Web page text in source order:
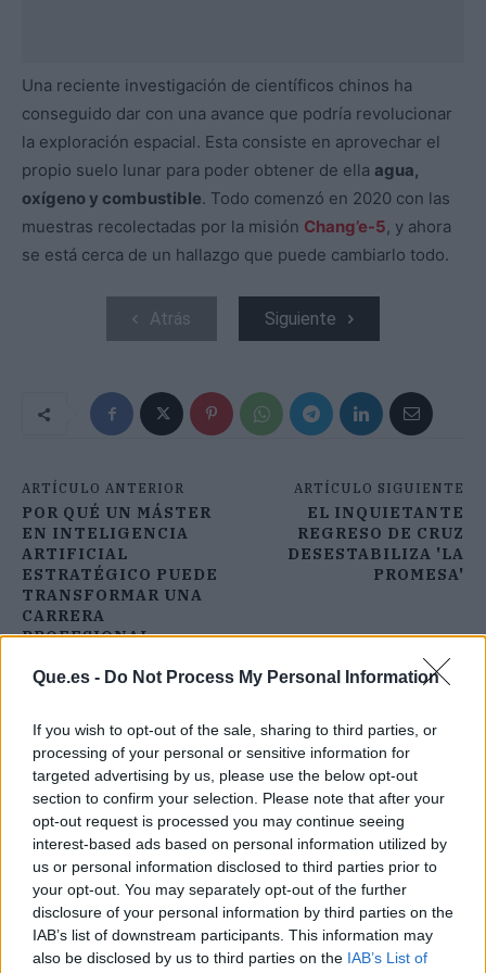
Que.es - Do Not Process My Personal Information
If you wish to opt-out of the sale, sharing to third parties, or
processing of your personal or sensitive information for
targeted advertising by us, please use the below opt-out
section to confirm your selection. Please note that after your
opt-out request is processed you may continue seeing
interest-based ads based on personal information utilized by
us or personal information disclosed to third parties prior to
your opt-out. You may separately opt-out of the further
disclosure of your personal information by third parties on the
IAB’s list of downstream participants. This information may
also be disclosed by us to third parties on the IAB’s List of
Una reciente investigación de científicos chinos ha
conseguido dar con una avance que podría revolucionar
la exploración espacial. Esta consiste en aprovechar el
propio suelo lunar para poder obtener de ella agua,
oxígeno y combustible. Todo comenzó en 2020 con las
muestras recolectadas por la misión Chang’e-5, y ahora
se está cerca de un hallazgo que puede cambiarlo todo.
Atrás Siguiente
ARTÍCULO ANTERIOR
POR QUÉ UN MÁSTER
EN INTELIGENCIA
ARTIFICIAL
ESTRATÉGICO PUEDE
TRANSFORMAR UNA
CARRERA
PROFESIONAL
ARTÍCULO SIGUIENTE
EL INQUIETANTE
REGRESO DE CRUZ
DESESTABILIZA 'LA
PROMESA'